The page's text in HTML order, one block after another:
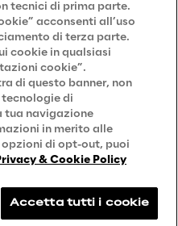
tecnici di prima parte.
acconsenti all’uso
di terza parte.
cookie in qualsiasi
cookie”.
di questo banner, non
di
tua navigazione
in merito alle
di opt-out, puoi
& Cookie Policy
Accetta tutti i cookie